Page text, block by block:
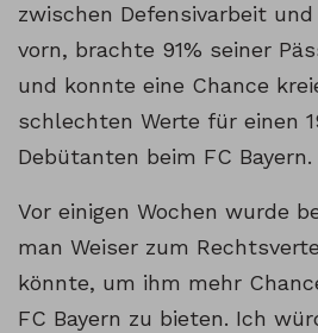
zwischen Defensivarbeit und
vorn, brachte 91% seiner
und konnte eine Chance
schlechten Werte für einen
Debütanten beim FC Bayern.
Vor einigen Wochen wurde
man Weiser zum
könnte, um ihm mehr
FC Bayern zu bieten. Ich